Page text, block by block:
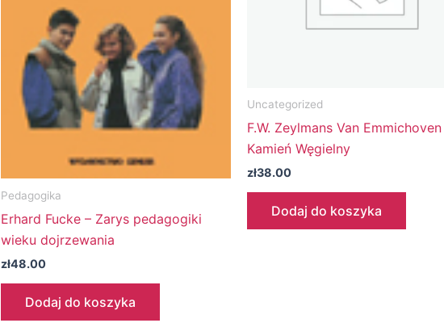
Pedagogika
Erhard Fucke – Zarys pedagogiki
wieku dojrzewania
zł48.00
Dodaj do koszyka
Uncategorized
F.W. Zeylmans Van Emmichoven
Kamień Węgielny
zł38.00
Dodaj do koszyka